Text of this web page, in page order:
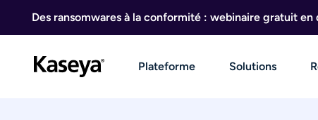
Des ransomwares à la conformité : webinaire gratuit
Plateforme Solutions